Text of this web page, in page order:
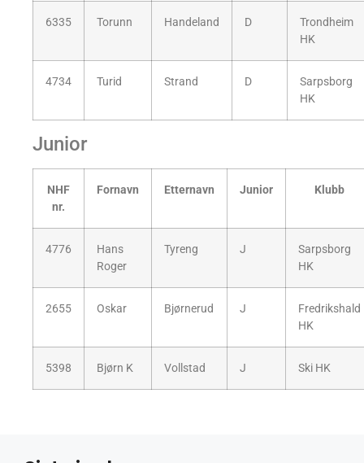
6335 Torunn Handeland D
Trondheim
HK
4734 Turid Strand D
Sarpsborg
HK
Junior
NHF
nr.
Fornavn Etternavn Junior Klubb
4776
Hans
Roger
Tyreng J
Sarpsborg
HK
2655 Oskar Bjørnerud J
Fredrikshald
HK
5398 Bjørn K Vollstad J Ski HK